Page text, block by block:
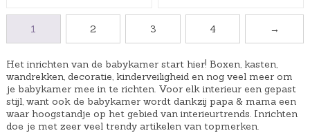
1 2 3 4 →
Het inrichten van de babykamer start hier! Boxen, kasten,
wandrekken, decoratie, kinderveiligheid en nog veel meer om
je babykamer mee in te richten. Voor elk interieur een gepast
stijl, want ook de babykamer wordt dankzij papa & mama een
waar hoogstandje op het gebied van interieurtrends. Inrichten
doe je met zeer veel trendy artikelen van topmerken.